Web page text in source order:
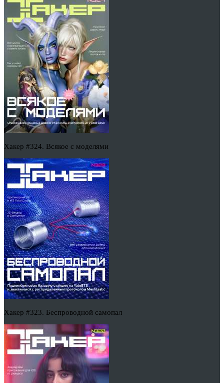
Хакер #324. Всякое с моделями
Хакер #323. Беспроводной самопал